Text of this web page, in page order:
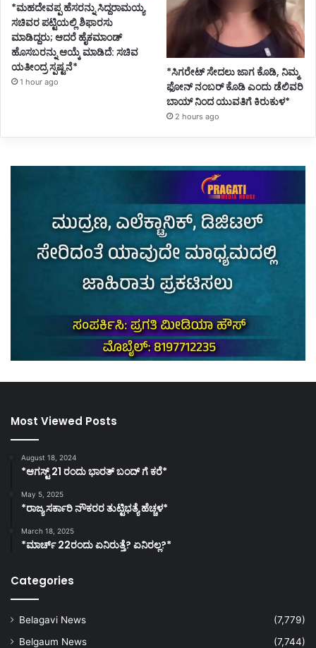
*ಮಹದೇವಪ್ಪ ಹೆಸರನ್ನು ಸಿದ್ದರಾಮಯ್ಯ
ಸಚಿವರ ಪಟ್ಟಿಯಲ್ಲಿ ಶಿಫಾರಸು
ಮಾಡಿದ್ದರು; ಆದರೆ ಹೈಕಮಾಂಡ್
ಹೊಸಬರನ್ನು ಆಯ್ಕೆ ಮಾಡಿದೆ: ಸಚಿವ
ಯತೀಂದ್ರ ಸ್ಪಷ್ಟನೆ*
1 hour ago
*ಸಿಗರೇಟ್ ಸೇದಲು ಜಾಗ ಕೊಡಿ, ನಿಮ್ಮ
ಫೋನ್ ನಂಬರ್ ಕೊಡಿ ಎಂದು ಡೆಲಿವರಿ
ಬಾಯ್ ನಿಂದ ಯುವತಿಗೆ ಕಿರುಕುಳ*
2 hours ago
Most Viewed Posts
August 18, 2024
*ಆಗಸ್ಟ್ 21 ರಂದು ಭಾರತ್‌ ಬಂದ್‌ ಗೆ ಕರೆ*
May 5, 2025
*ರಾಜ್ಯ ಸರ್ಕಾರಿ ನೌಕರರ ತುಟ್ಟಿಭತ್ಯೆ ಹೆಚ್ಚಳ*
March 18, 2025
*ಮಾರ್ಚ್ 22ರಂದು ಏನಿರುತ್ತೆ? ಏನಿರಲ್ಲ?*
Categories
Belagavi News
(7,779)
Belgaum News
(7,744)